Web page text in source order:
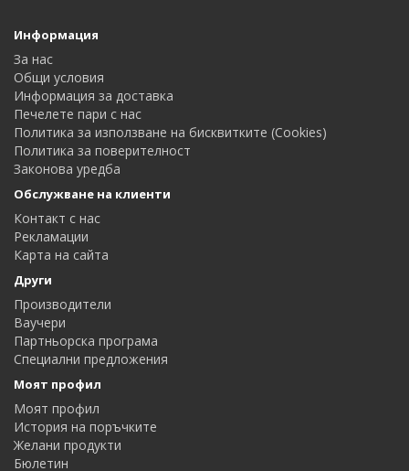
Информация
За нас
Общи условия
Информация за доставка
Печелете пари с нас
Политика за използване на бисквитките (Cookies)
Политика за поверителност
Законова уредба
Обслужване на клиенти
Контакт с нас
Рекламации
Карта на сайта
Други
Производители
Ваучери
Партньорска програма
Специални предложения
Моят профил
Моят профил
История на поръчките
Желани продукти
Бюлетин